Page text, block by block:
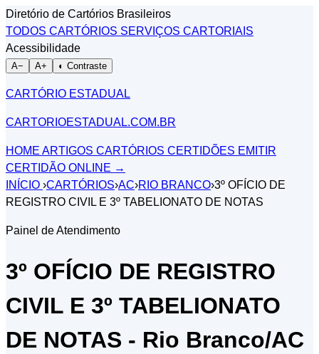
Diretório de Cartórios Brasileiros
TODOS CARTÓRIOS SERVIÇOS CARTORIAIS
Acessibilidade
A− A+ ◐ Contraste
CARTÓRIO ESTADUAL
CARTORIOESTADUAL.COM.BR
HOME ARTIGOS CARTÓRIOS CERTIDÕES EMITIR
CERTIDÃO ONLINE →
INÍCIO ›CARTÓRIOS›AC›RIO BRANCO›3º OFÍCIO DE
REGISTRO CIVIL E 3º TABELIONATO DE NOTAS
Painel de Atendimento
3º OFÍCIO DE REGISTRO
CIVIL E 3º TABELIONATO
DE NOTAS - Rio Branco/AC